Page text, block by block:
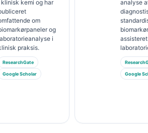
klinisk kemi og har
om
og
i
praksis.
ResearchGate
Google Scholar
analyse
assisteret
Google